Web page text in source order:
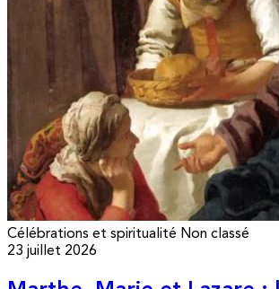
Célébrations et spiritualité Non classé
23 juillet 2026